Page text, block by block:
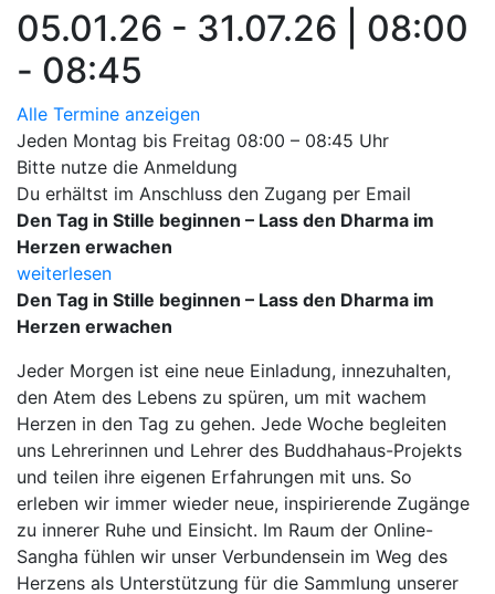
05.01.26 - 31.07.26 | 08:00
- 08:45
Alle Termine anzeigen
Jeden Montag bis Freitag 08:00 – 08:45 Uhr
Bitte nutze die Anmeldung
Du erhältst im Anschluss den Zugang per Email
Den Tag in Stille beginnen – Lass den Dharma im
Herzen erwachen
weiterlesen
Den Tag in Stille beginnen – Lass den Dharma im
Herzen erwachen
Jeder Morgen ist eine neue Einladung, innezuhalten,
den Atem des Lebens zu spüren, um mit wachem
Herzen in den Tag zu gehen. Jede Woche begleiten
uns Lehrerinnen und Lehrer des Buddhahaus-Projekts
und teilen ihre eigenen Erfahrungen mit uns. So
erleben wir immer wieder neue, inspirierende Zugänge
zu innerer Ruhe und Einsicht. Im Raum der Online-
Sangha fühlen wir unser Verbundensein im Weg des
Herzens als Unterstützung für die Sammlung unserer